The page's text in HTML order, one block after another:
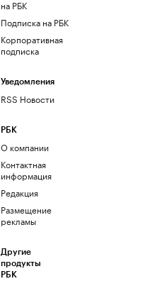
на РБК
Подписка на РБК
Корпоративная
подписка
Уведомления
RSS Новости
РБК
О компании
Контактная
информация
Редакция
Размещение
рекламы
Другие
продукты
РБК